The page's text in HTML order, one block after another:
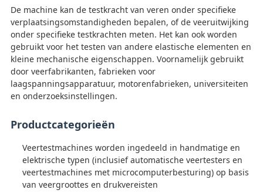
De machine kan de testkracht van veren onder specifieke
verplaatsingsomstandigheden bepalen, of de veeruitwijking
onder specifieke testkrachten meten. Het kan ook worden
gebruikt voor het testen van andere elastische elementen en
kleine mechanische eigenschappen. Voornamelijk gebruikt
door veerfabrikanten, fabrieken voor
laagspanningsapparatuur, motorenfabrieken, universiteiten
en onderzoeksinstellingen.
Productcategorieën
Veertestmachines worden ingedeeld in handmatige en
elektrische typen (inclusief automatische veertesters en
veertestmachines met microcomputerbesturing) op basis
van veergroottes en drukvereisten